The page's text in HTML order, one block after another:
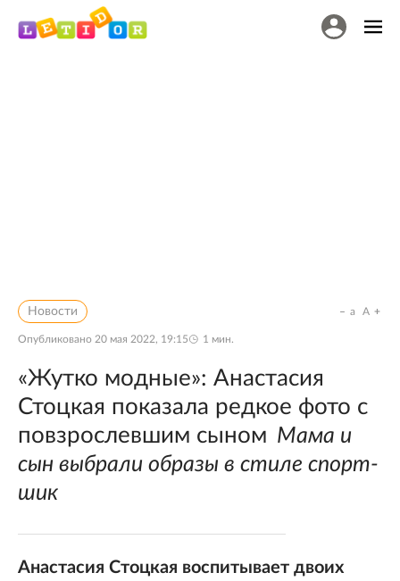
Новости
Опубликовано 20 мая 2022, 19:15 1 мин.
a A
«Жутко модные»: Анастасия
Стоцкая показала редкое фото с
повзрослевшим сыном Мама и
сын выбрали образы в стиле спорт-
шик
Анастасия Стоцкая воспитывает двоих